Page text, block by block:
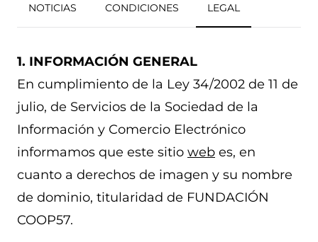
NOTICIAS CONDICIONES LEGAL
1. INFORMACIÓN GENERAL
En cumplimiento de la Ley 34/2002 de 11 de
julio, de Servicios de la Sociedad de la
Información y Comercio Electrónico
informamos que este sitio web es, en
cuanto a derechos de imagen y su nombre
de dominio, titularidad de FUNDACIÓN
COOP57.